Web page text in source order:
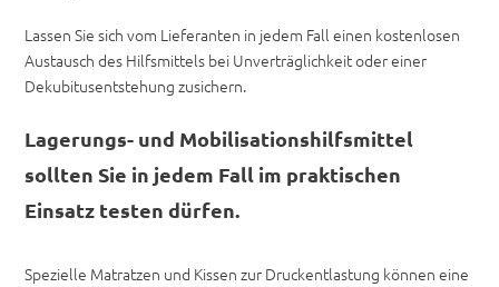
Lassen Sie sich vom Lieferanten in jedem Fall einen kostenlosen
Austausch des Hilfsmittels bei Unverträglichkeit oder einer
Dekubitusentstehung zusichern.
Lagerungs- und Mobilisationshilfsmittel
sollten Sie in jedem Fall im praktischen
Einsatz testen dürfen.
Spezielle Matratzen und Kissen zur Druckentlastung können eine